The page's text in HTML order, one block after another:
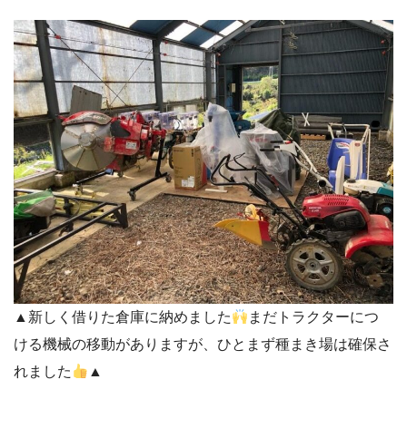
▲新しく借りた倉庫に納めました
まだトラクターにつ
ける機械の移動がありますが、ひとまず種まき場は確保さ
れました
▲